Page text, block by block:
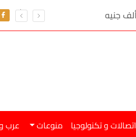
اتصالات و تكنولوجيا منوعات عرب